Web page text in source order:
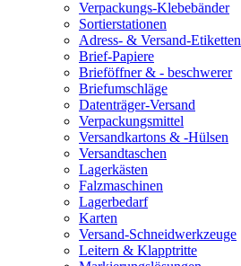
Verpackungs-Klebebänder
Sortierstationen
Adress- & Versand-Etiketten
Brief-Papiere
Brieföffner & - beschwerer
Briefumschläge
Datenträger-Versand
Verpackungsmittel
Versandkartons & -Hülsen
Versandtaschen
Lagerkästen
Falzmaschinen
Lagerbedarf
Karten
Versand-Schneidwerkzeuge
Leitern & Klapptritte